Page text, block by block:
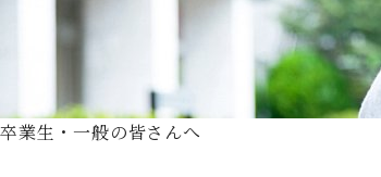
卒業生・一般の皆さんへ